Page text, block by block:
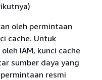
oleh permintaan
cache. Untuk
IAM, kunci cache
sumber daya yang
resmi